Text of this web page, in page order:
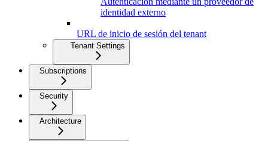
identidad externo
URL de inicio de sesión del tenant
Tenant Settings
Subscriptions
Security
Architecture